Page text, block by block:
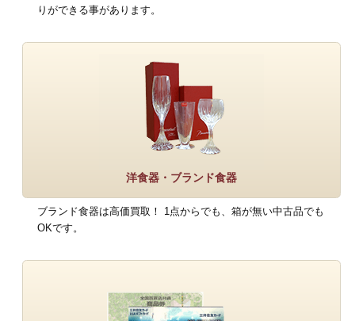
りができる事があります。
洋食器・ブランド食器
ブランド食器は高価買取！ 1点からでも、箱が無い中古品でも
OKです。